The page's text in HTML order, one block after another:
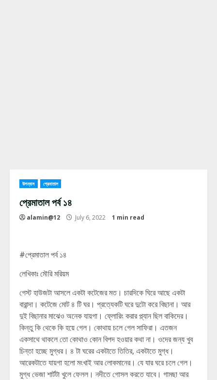
উপন্যাস প্রেমাতাল
প্রেমাতাল পর্ব ১৪
alamin@12 July 6, 2022 1 min read
#প্রেমাতাল পর্ব ১৪
লেখিকাঃ মৌরি মরিয়ম
গেস্ট হাউজটা আসলে একটা কটেজের মত। চারদিকে ঘিরে আছে একটা
বারান্দা। কটেজে মোট ৪ টি ঘর। প্রত্যেকটি ঘরে দুটো করে বিছানা। আর
দুই বিছানার মাঝেও অনেক যায়গা। ফ্লোরিং করার প্ল্যান ছিল বাকিদের।
কিন্তু কি থেকে কি হয়ে গেল। কোথায় চলে গেল সাফিরা। এতজন
একসাথে থাকলে তো কোথাও কোন বিপদ হওয়ার কথা না। ওদের জন্য খুব
চিন্তা হচ্ছে মুগ্ধর। ৪ টা ঘরের একটাতে তিতির, একটাতে মুগ্ধ।
আরেকটাতে যায়গা হলো মংখাই আর লোকমানের। যে যার ঘরে চলে গেল।
মুগ্ধ ভেজা শার্টটা খুলে ফেলল। নদীতে গোসল করতে যাবে। গামছা আর